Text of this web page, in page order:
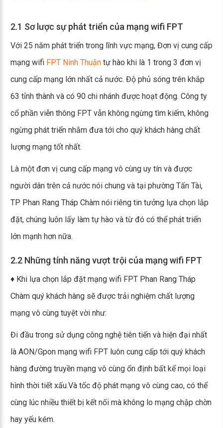
2.1 Sơ lược sự phát triển của mạng wifi FPT
Với 25 năm phát triển trong lĩnh vực mạng, Đơn vị cung cấp
mạng wifi FPT Ninh Thuận tự hào khi là 1 trong 3 đơn vị
cung cấp mạng lớn nhất cả nước. Độ phủ sóng trên khắp
63 tỉnh thành và có 90 chi nhánh được hoạt động. Công ty
cổ phần viễn thông FPT vẫn không ngừng tìm kiếm, không
ngừng phát triển nhằm đưa tới cho quý khách hàng chất
lượng mạng tốt nhất.
Là một đơn vị cung cấp mạng vô cùng uy tín và được
người dân trên cả nước nói chung và tại phường Tấn Tài,
TP Phan Rang Tháp Chàm nói riêng tin tưởng lựa chọn lắp
đặt, chúng luôn lấy làm tự hào và từ đó có thể phát triển
lớn mạnh hơn nữa.
2.2 Những tính năng vượt trội của mạng wifi FPT
♦ Khi lựa chọn lắp đặt mạng wifi FPT Phan Rang Tháp
Chàm quý khách hàng sẽ được trải nghiệm chất lượng
mạng vô cùng tuyệt vời như:
Đi đầu trong sử dụng công nghệ tiên tiến và hiện đại nhất
là AON/Gpon mạng wifi FPT luôn cung cấp tới quý khách
hàng đường truyền mạng vô cùng ổn định bất kể mọi loại
hình thời tiết xấu.Và tốc độ phát mạng vô cùng cao, có thể
cùng lúc nhiều thiết bị kết nối mà không lo mạng chập chờn
hay yếu kém.